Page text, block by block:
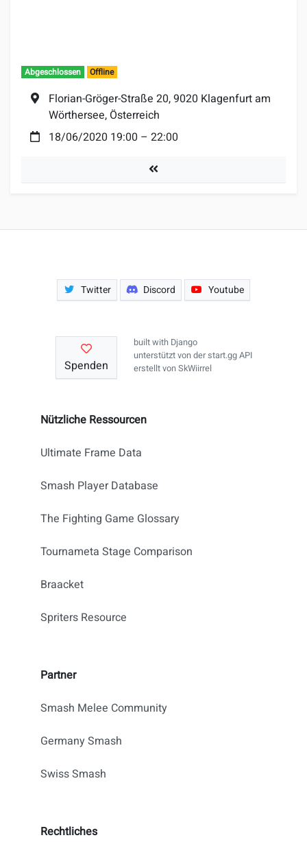
Abgeschlossen Offline
Ort:
Florian-Gröger-Straße 20, 9020 Klagenfurt am
Wörthersee, Österreich
Datum:
18/06/2020 19:00 – 22:00
Turniere
Twitter Discord Youtube
Nützliche Ressourcen
Ultimate Frame Data
Smash Player Database
The Fighting Game Glossary
Tournameta Stage Comparison
Braacket
Spriters Resource
Partner
Smash Melee Community
Germany Smash
Swiss Smash
Rechtliches
Spenden
built with Django
unterstützt von derstart.gg API
erstellt vonSkWiirrel